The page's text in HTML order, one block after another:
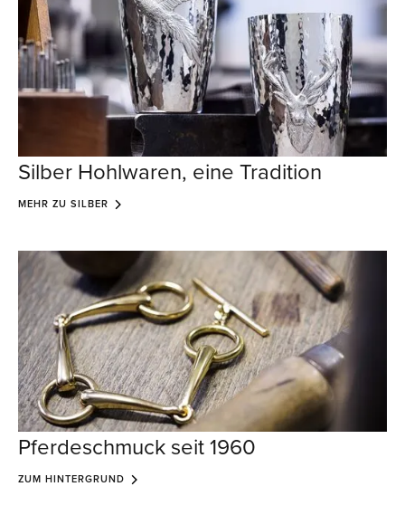
Silber Hohlwaren, eine Tradition
MEHR ZU SILBER
Pferdeschmuck seit 1960
ZUM HINTERGRUND